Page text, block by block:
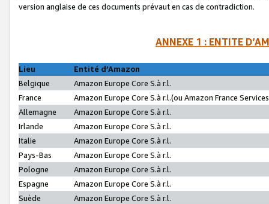
version anglaise de ces documents prévaut en cas de contradiction.
ANNEXE 1 : ENTITE
Lieu
Entité d’Amazon
Belgique
Amazon Europe Core S.à r.l.
France
Amazon Europe Core S.à r.l.(ou Amazon France
Allemagne
Amazon Europe Core S.à r.l.
Irlande
Amazon Europe Core S.à r.l.
Italie
Amazon Europe Core S.à r.l.
Pays-Bas
Amazon Europe Core S.à r.l.
Pologne
Amazon Europe Core S.à r.l.
Espagne
Amazon Europe Core S.à r.l.
Suède
Amazon Europe Core S.à r.l.